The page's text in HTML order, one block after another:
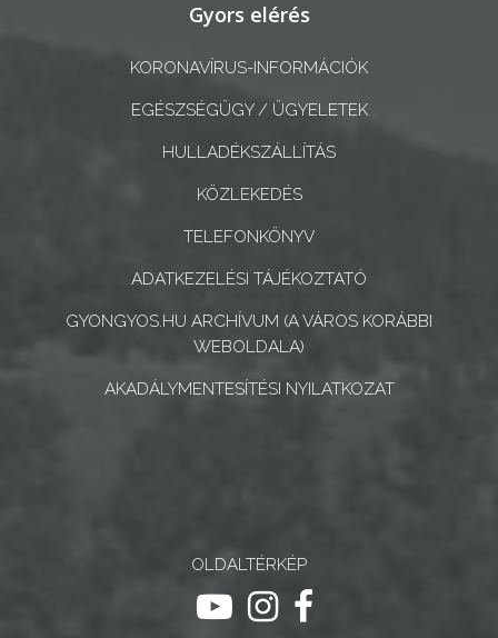
NYOMTATVÁNYOK
ÜGYINTÉZÉS
ANYAGOK
Gyors elérés
KORONAVÍRUS-INFORMÁCIÓK
EGÉSZSÉGÜGY / ÜGYELETEK
HULLADÉKSZÁLLÍTÁS
KÖZLEKEDÉS
TELEFONKÖNYV
ADATKEZELÉSI TÁJÉKOZTATÓ
GYONGYOS.HU ARCHÍVUM (A VÁROS KORÁBBI
WEBOLDALA)
AKADÁLYMENTESÍTÉSI NYILATKOZAT
OLDALTÉRKÉP
ugrás youtube csatornára
ugrás instagram
ugrás facebook-